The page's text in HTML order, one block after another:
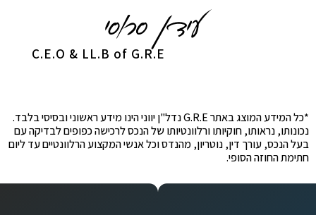
C.E.O & LL.B of G.R.E
*כל המידע המוצג באתר G.R.E נדל"ן יווני הינו מידע ראשוני ובסיסי בלבד.
נכונותו, נראותו, חוקיותו ורלוונטיותו של הנכס לרכישה כפופים לבדיקה עם
בעל הנכס, עורך דין, נוטריון, מהנדס וכל אנשי המקצוע הרלוונטיים עד ליום
חתימת החוזה הסופי.